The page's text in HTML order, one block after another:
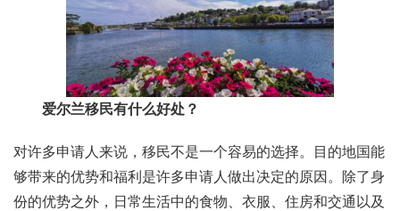
爱尔兰移民有什么好处？
对许多申请人来说，移民不是一个容易的选择。目的地国能
够带来的优势和福利是许多申请人做出决定的原因。除了身
份的优势之外，日常生活中的食物、衣服、住房和交通以及